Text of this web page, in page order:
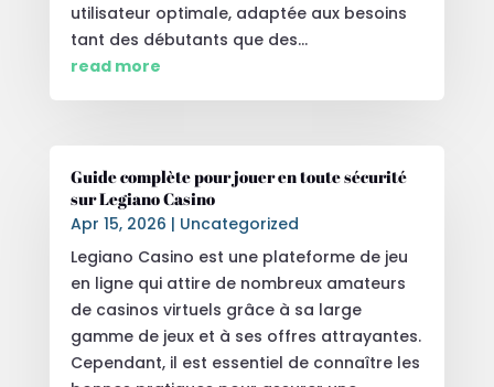
utilisateur optimale, adaptée aux besoins
tant des débutants que des...
read more
Guide complète pour jouer en toute sécurité
sur Legiano Casino
Apr 15, 2026 | Uncategorized
Legiano Casino est une plateforme de jeu
en ligne qui attire de nombreux amateurs
de casinos virtuels grâce à sa large
gamme de jeux et à ses offres attrayantes.
Cependant, il est essentiel de connaître les